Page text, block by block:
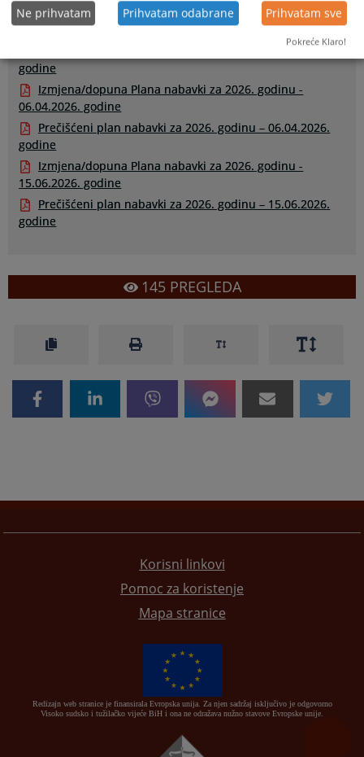
Izmjena/dopuna Plana nabavki za 2026. godinu -
01.04.2026. godine
Prečišćeni plan nabavki za 2026. godinu – 01.04.2026.
godine
Izmjena/dopuna Plana nabavki za 2026. godinu -
06.04.2026. godine
Prečišćeni plan nabavki za 2026. godinu – 06.04.2026.
godine
Izmjena/dopuna Plana nabavki za 2026. godinu -
15.06.2026. godine
Prečišćeni plan nabavki za 2026. godinu – 15.06.2026.
godine
145PREGLEDA
Korisni linkovi
Pomoc za koristenje
Mapa stranice
Redizajn web stranice je finansirala Evropska unija. Za njen sadržaj isključivo je odgovorno
Visoko sudsko i tužilačko vijeće BiH i ona ne odražava nužno stavove Evropske unije.
Ne prihvatam Prihvatam odabrane Prihvatam sve
Pokreće Klaro!